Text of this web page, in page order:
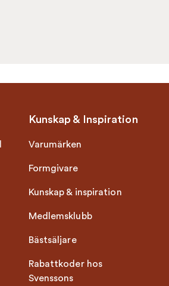
Kunskap & Inspiration
Varumärken
Formgivare
Kunskap & inspiration
Medlemsklubb
Bästsäljare
Rabattkoder hos
Svenssons